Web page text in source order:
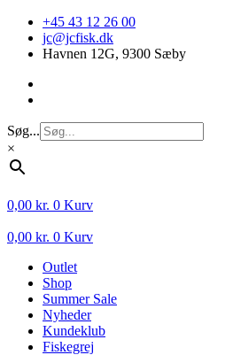
Videre
indhold
+45 43 12 26 00
jc@jcfisk.dk
Havnen 12G, 9300 Sæby
Søg...
×
0,00 kr. 0 Kurv
0,00 kr. 0 Kurv
Outlet
Shop
Summer Sale
Nyheder
Kundeklub
Fiskegrej